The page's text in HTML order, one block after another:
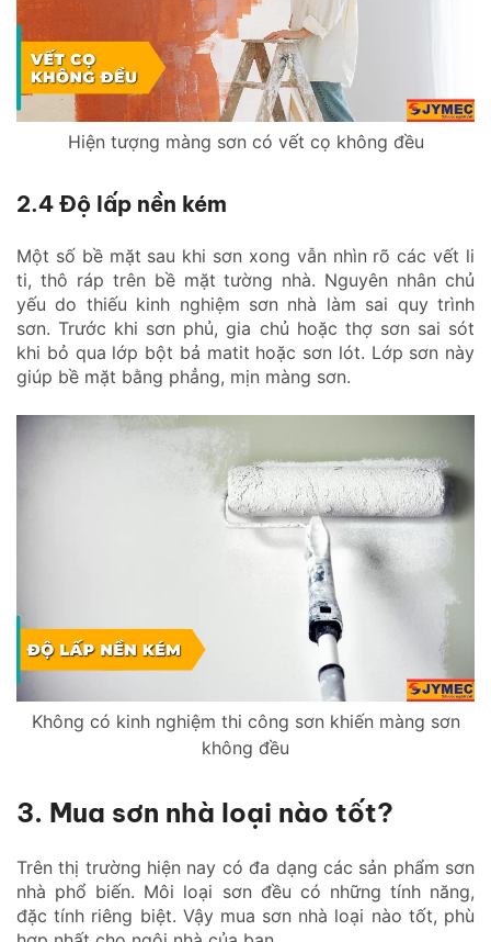
Hiện tượng màng sơn có vết cọ không đều
2.4 Độ lấp nền kém
Một số bề mặt sau khi sơn xong vẫn nhìn rõ các vết li
ti, thô ráp trên bề mặt tường nhà. Nguyên nhân chủ
yếu do thiếu kinh nghiệm sơn nhà làm sai quy trình
sơn. Trước khi sơn phủ, gia chủ hoặc thợ sơn sai sót
khi bỏ qua lớp bột bả matit hoặc sơn lót. Lớp sơn này
giúp bề mặt bằng phẳng, mịn màng sơn.
Không có kinh nghiệm thi công sơn khiến màng sơn
không đều
3. Mua sơn nhà loại nào tốt?
Trên thị trường hiện nay có đa dạng các sản phẩm sơn
nhà phổ biến. Môi loại sơn đều có những tính năng,
đặc tính riêng biệt. Vậy mua sơn nhà loại nào tốt, phù